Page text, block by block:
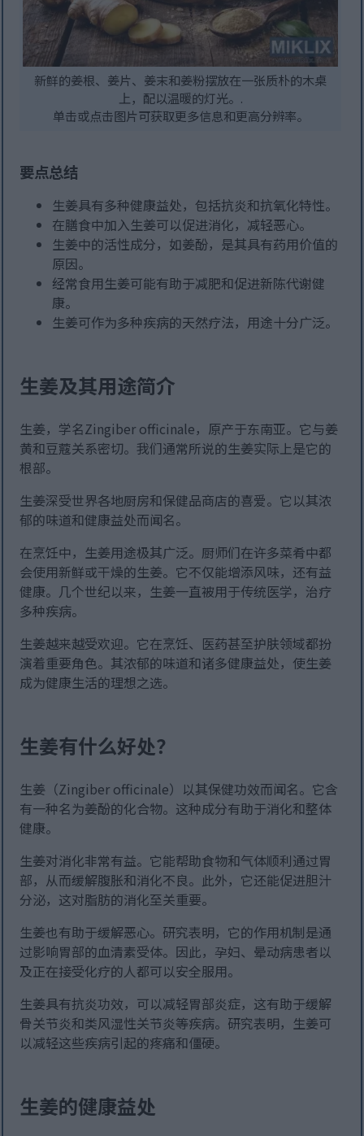
新鲜的姜根、姜片、姜末和姜粉摆放在一张质朴的木桌
上，配以温暖的灯光。.
单击或点击图片可获取更多信息和更高分辨率。
要点总结
生姜具有多种健康益处，包括抗炎和抗氧化特性。
在膳食中加入生姜可以促进消化，减轻恶心。
生姜中的活性成分，如姜酚，是其具有药用价值的
原因。
经常食用生姜可能有助于减肥和促进新陈代谢健
康。
生姜可作为多种疾病的天然疗法，用途十分广泛。
生姜及其用途简介
生姜，学名Zingiber officinale，原产于东南亚。它与姜
黄和豆蔻关系密切。我们通常所说的生姜实际上是它的
根部。
生姜深受世界各地厨房和保健品商店的喜爱。它以其浓
郁的味道和健康益处而闻名。
在烹饪中，生姜用途极其广泛。厨师们在许多菜肴中都
会使用新鲜或干燥的生姜。它不仅能增添风味，还有益
健康。几个世纪以来，生姜一直被用于传统医学，治疗
多种疾病。
生姜越来越受欢迎。它在烹饪、医药甚至护肤领域都扮
演着重要角色。其浓郁的味道和诸多健康益处，使生姜
成为健康生活的理想之选。
生姜有什么好处？
生姜（Zingiber officinale）以其保健功效而闻名。它含
有一种名为姜酚的化合物。这种成分有助于消化和整体
健康。
生姜对消化非常有益。它能帮助食物和气体顺利通过胃
部，从而缓解腹胀和消化不良。此外，它还能促进胆汁
分泌，这对脂肪的消化至关重要。
生姜也有助于缓解恶心。研究表明，它的作用机制是通
过影响胃部的血清素受体。因此，孕妇、晕动病患者以
及正在接受化疗的人都可以安全服用。
生姜具有抗炎功效，可以减轻胃部炎症，这有助于缓解
骨关节炎和类风湿性关节炎等疾病。研究表明，生姜可
以减轻这些疾病引起的疼痛和僵硬。
生姜的健康益处